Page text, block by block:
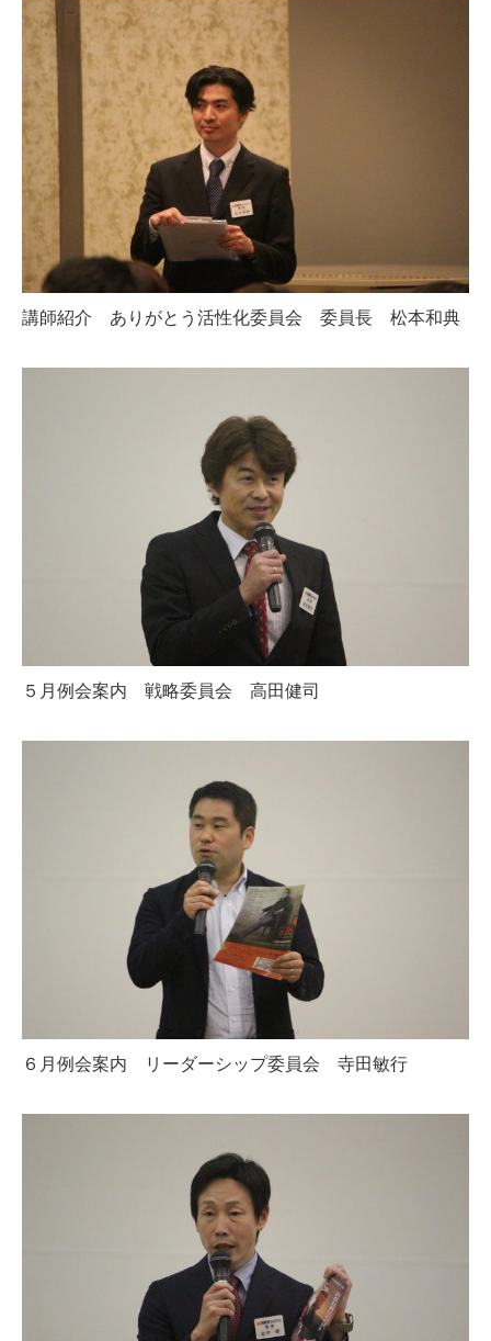
講師紹介 ありがとう活性化委員会 委員長 松本和典
５月例会案内 戦略委員会 高田健司
６月例会案内 リーダーシップ委員会 寺田敏行